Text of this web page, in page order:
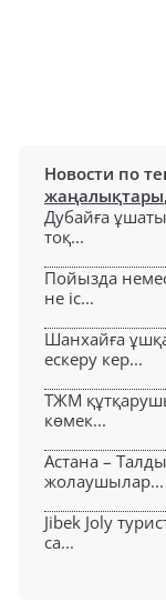
Новости по
жаңалықтары,
Дубайға
тоқ...
Пойызда
не іс...
Шанхайға
ескеру кер...
ТЖМ
көмек...
Астана –
жолаушылар...
Jibek Joly
са...